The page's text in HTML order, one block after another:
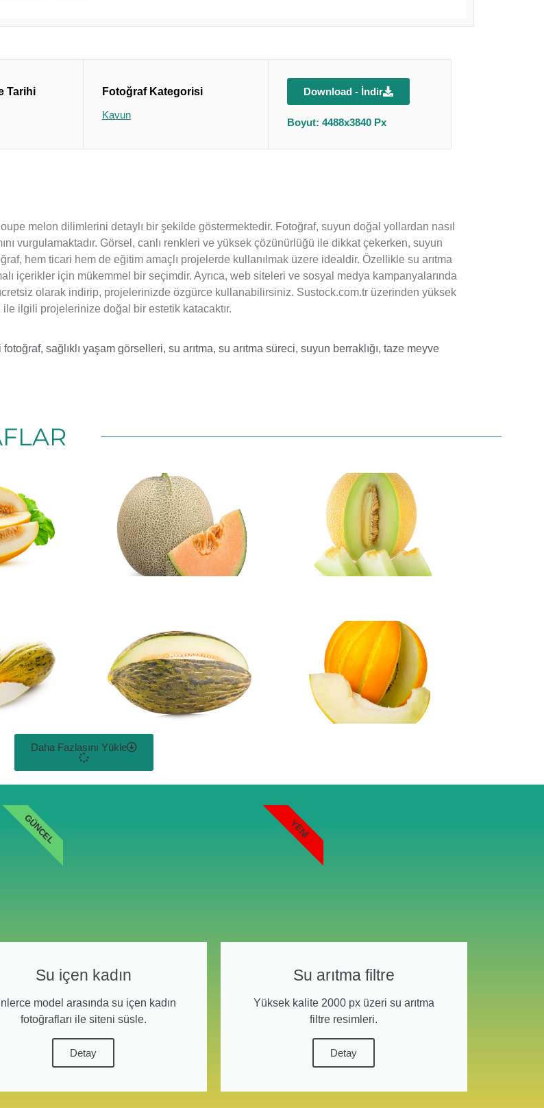
Tarihi
Fotoğraf Kategorisi
Kavun
Download - İndir
Boyut: 4488x3840 Px
melon dilimlerini detaylı bir şekilde göstermektedir. Fotoğraf, suyun doğal yollardan nasıl
vurgulamaktadır. Görsel, canlı renkleri ve yüksek çözünürlüğü ile dikkat çekerken, suyun
hem ticari hem de eğitim amaçlı projelerde kullanılmak üzere idealdir. Özellikle su arıtma
içerikler için mükemmel bir seçimdir. Ayrıca, web siteleri ve sosyal medya kampanyalarında
olarak indirip, projelerinizde özgürce kullanabilirsiniz. Sustock.com.tr üzerinden yüksek
ilgili projelerinize doğal bir estetik katacaktır.
fotoğraf, sağlıklı yaşam görselleri, su arıtma, su arıtma süreci, suyun berraklığı, taze meyve
Daha Fazlasını Yükle
Su içen kadın
model arasında su içen kadın
fotoğrafları ile siteni süsle.
Detay
GÜNCEL
Su arıtma filtre
Yüksek kalite 2000 px üzeri su arıtma
filtre resimleri.
Detay
YENI